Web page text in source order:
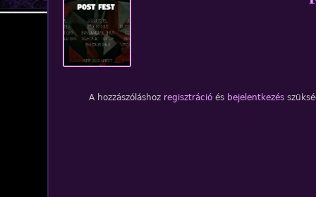
1.
A hozzászóláshoz regisztrációés bejelentkezés